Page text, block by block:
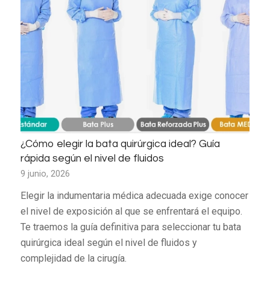
¿Cómo elegir la bata quirúrgica ideal? Guía
rápida según el nivel de fluidos
9 junio, 2026
Elegir la indumentaria médica adecuada exige conocer
el nivel de exposición al que se enfrentará el equipo.
Te traemos la guía definitiva para seleccionar tu bata
quirúrgica ideal según el nivel de fluidos y
complejidad de la cirugía.